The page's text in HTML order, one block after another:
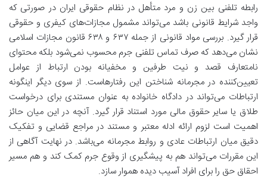
رابطه تلفنی بین زن و مرد متأهل در نظام حقوقی ایران در صورتی که
واجد شرایط قانونی باشد می‌تواند مشمول مجازات‌های کیفری و حقوقی
قرار گیرد. بررسی مواد قانونی از جمله ۶۳۷ و ۶۳۸ قانون مجازات اسلامی
نشان می‌دهد که صرف تماس تلفنی جرم محسوب نمی‌شود بلکه محتوای
نامتعارف قصد و نیت طرفین و مخفیانه بودن ارتباط از عوامل
تعیین‌کننده در مجرمانه شناختن این رفتارهاست. از سوی دیگر اینگونه
ارتباطات می‌تواند در دادگاه خانواده به عنوان مستندی برای درخواست
طلاق یا سایر حقوق مالی مورد استناد قرار گیرد. آنچه در این میان حائز
اهمیت است لزوم ارائه ادله معتبر و مستند در مراجع قضایی و تفکیک
دقیق میان ارتباطات عادی و روابط مجرمانه می‌باشد. در نهایت آگاهی از
این مقررات می‌تواند هم به پیشگیری از وقوع جرم کمک کند و هم مسیر
احقاق حق را برای افراد آسیب دیده هموار سازد.